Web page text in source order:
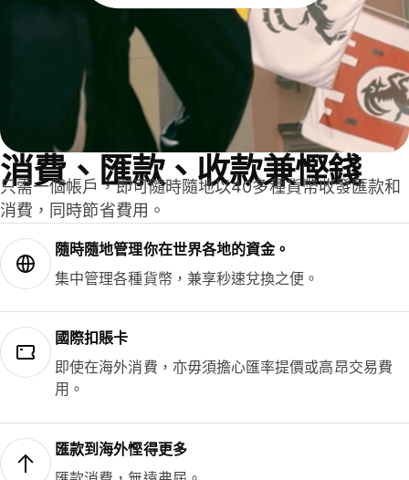
消費、匯款、收款兼慳錢
只需一個帳戶，即可隨時隨地以40多種貨幣收發匯款和
消費，同時節省費用。
隨時隨地管理你在世界各地的資金。
集中管理各種貨幣，兼享秒速兌換之便。
國際扣賬卡
即使在海外消費，亦毋須擔心匯率提價或高昂交易費
用。
匯款到海外慳得更多